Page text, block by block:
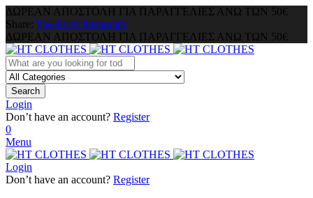
ΔΩΡΕΑΝ ΑΠΟΣΤΟΛΗ ΓΙΑ ΠΑΡΑΓΓΕΛΙΕΣ ΑΝΩ ΤΩΝ 50€
Share: Facebook Instagram
ΔΩΡΕΑΝ ΑΠΟΣΤΟΛΗ ΓΙΑ ΠΑΡΑΓΓΕΛΙΕΣ ΑΝΩ ΤΩΝ 50€
Search
Login
Don’t have an account? Register
0
Menu
Login
Don’t have an account? Register